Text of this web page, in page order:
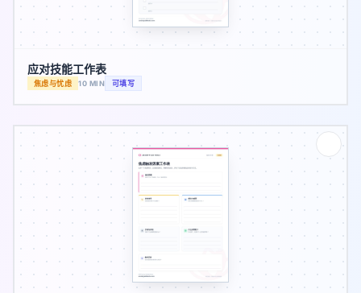
应对技能工作表
焦虑与忧虑 10 MIN 可填写